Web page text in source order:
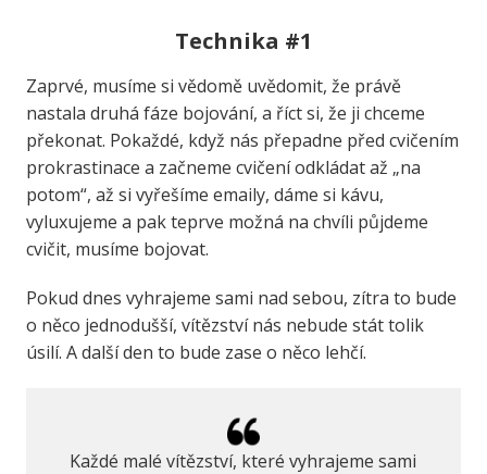
Technika #1
Zaprvé, musíme si vědomě uvědomit, že právě
nastala druhá fáze bojování, a říct si, že ji chceme
překonat. Pokaždé, když nás přepadne před cvičením
prokrastinace a začneme cvičení odkládat až „na
potom“, až si vyřešíme emaily, dáme si kávu,
vyluxujeme a pak teprve možná na chvíli půjdeme
cvičit, musíme bojovat.
Pokud dnes vyhrajeme sami nad sebou, zítra to bude
o něco jednodušší, vítězství nás nebude stát tolik
úsilí. A další den to bude zase o něco lehčí.
Každé malé vítězství, které vyhrajeme sami